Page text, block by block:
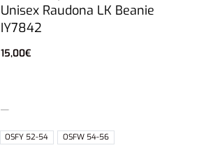
Unisex Raudona LK Beanie
IY7842
15,00€
OSFY 52-54 OSFW 54-56